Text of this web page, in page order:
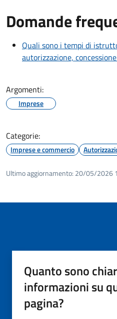
Domande
Quali sono i tempi di
autorizzazione,
Argomenti:
Imprese
Categorie:
Imprese e commercio
Ultimo aggiornamento: 20/05/2026
Quanto sono
informazioni su
pagina?